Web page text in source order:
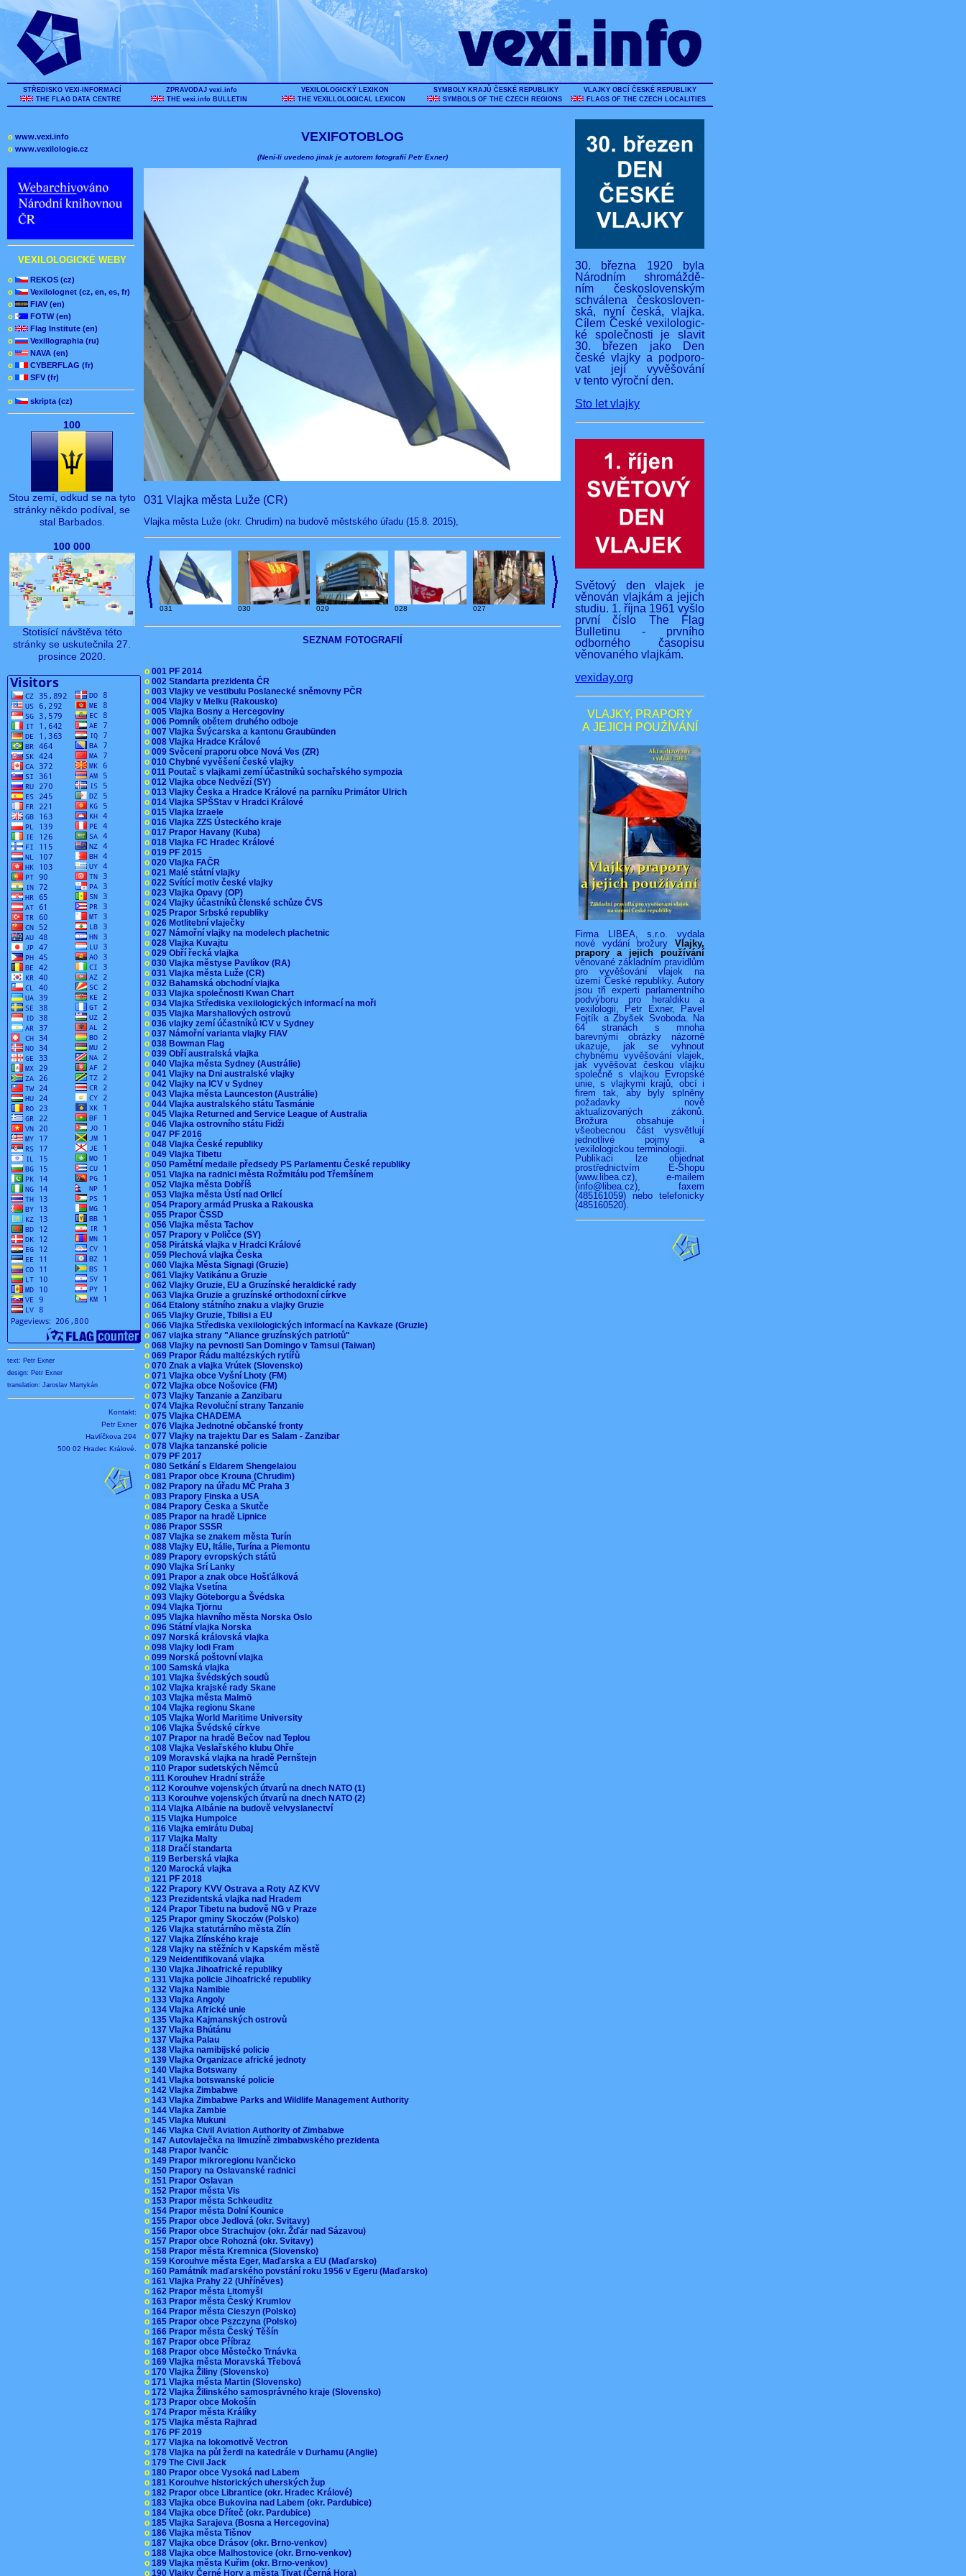
STŘEDISKO VEXI-INFORMACÍ
THE FLAG DATA CENTRE
ZPRAVODAJ vexi.info
THE vexi.info BULLETIN
VEXILOLOGICKÝ LEXIKON
THE VEXILLOLOGICAL LEXICON
SYMBOLY KRAJŮ ČESKÉ REPUBLIKY
SYMBOLS OF THE CZECH REGIONS
VLAJKY OBCÍ ČESKÉ REPUBLIKY
FLAGS OF THE CZECH LOCALITIES
o www.vexi.info
o www.vexilologie.cz
VEXILOLOGICKÉ WEBY
o
REKOS (cz)
o
Vexilolognet (cz, en, es, fr)
o
FIAV (en)
o
FOTW (en)
o
Flag Institute (en)
o
Vexillographia (ru)
o
NAVA (en)
o
CYBERFLAG (fr)
o
SFV (fr)
o skripta (cz)
100
Stou zemí, odkud se na tyto
stránky někdo podíval, se
stal Barbados.
100 000
Stotisící návštěva této
stránky se uskutečnila 27.
prosince 2020.
text: Petr Exner
design: Petr Exner
translation: Jaroslav Martykán
Kontakt:
Petr Exner
Havlíčkova 294
500 02 Hradec Králové.
VEXIFOTOBLOG
(Není-li uvedeno jinak je autorem fotografií Petr Exner)
031 Vlajka města Luže (CR)
Vlajka města Luže (okr. Chrudim) na budově městského úřadu (15.8. 2015),
031 030 029 028 027
SEZNAM FOTOGRAFIÍ
o 001 PF 2014
o 002 Standarta prezidenta ČR
o 003 Vlajky ve vestibulu Poslanecké sněmovny PČR
o 004 Vlajky v Melku (Rakousko)
o 005 Vlajka Bosny a Hercegoviny
o 006 Pomník obětem druhého odboje
o 007 Vlajka Švýcarska a kantonu Graubünden
o 008 Vlajka Hradce Králové
o 009 Svěcení praporu obce Nová Ves (ZR)
o 010 Chybné vyvěšení české vlajky
o 011 Poutač s vlajkami zemí účastníků sochařského sympozia
o 012 Vlajka obce Nedvězí (SY)
o 013 Vlajky Česka a Hradce Králové na parníku Primátor Ulrich
o 014 Vlajka SPŠStav v Hradci Králové
o 015 Vlajka Izraele
o 016 Vlajka ZZS Ústeckého kraje
o 017 Prapor Havany (Kuba)
o 018 Vlajka FC Hradec Králové
o 019 PF 2015
o 020 Vlajka FAČR
o 021 Malé státní vlajky
o 022 Svítící motiv české vlajky
o 023 Vlajka Opavy (OP)
o 024 Vlajky účastníků členské schůze ČVS
o 025 Prapor Srbské republiky
o 026 Motlitební vlaječky
o 027 Námořní vlajky na modelech plachetnic
o 028 Vlajka Kuvajtu
o 029 Obří řecká vlajka
o 030 Vlajka městyse Pavlíkov (RA)
o 031 Vlajka města Luže (CR)
o 032 Bahamská obchodní vlajka
o 033 Vlajka společnosti Kwan Chart
o 034 Vlajka Střediska vexilologických informací na moři
o 035 Vlajka Marshallových ostrovů
o 036 vlajky zemí účastníků ICV v Sydney
o 037 Námořní varianta vlajky FIAV
o 038 Bowman Flag
o 039 Obří australská vlajka
o 040 Vlajka města Sydney (Austrálie)
o 041 Vlajky na Dni australské vlajky
o 042 Vlajky na ICV v Sydney
o 043 Vlajka města Launceston (Austrálie)
o 044 Vlajka australského státu Tasmánie
o 045 Vlajka Returned and Service League of Australia
o 046 Vlajka ostrovního státu Fidži
o 047 PF 2016
o 048 Vlajka České republiky
o 049 Vlajka Tibetu
o 050 Pamětní medaile předsedy PS Parlamentu České republiky
o 051 Vlajka na radnici města Rožmitálu pod Třemšínem
o 052 Vlajka města Dobříš
o 053 Vlajka města Ústí nad Orlicí
o 054 Prapory armád Pruska a Rakouska
o 055 Prapor ČSSD
o 056 Vlajka města Tachov
o 057 Prapory v Poličce (SY)
o 058 Pirátská vlajka v Hradci Králové
o 059 Plechová vlajka Česka
o 060 Vlajka Města Signagi (Gruzie)
o 061 Vlajky Vatikánu a Gruzie
o 062 Vlajky Gruzie, EU a Gruzínské heraldické rady
o 063 Vlajka Gruzie a gruzínské orthodoxní církve
o 064 Etalony státního znaku a vlajky Gruzie
o 065 Vlajky Gruzie, Tbilisi a EU
o 066 Vlajka Střediska vexilologických informací na Kavkaze (Gruzie)
o 067 vlajka strany "Aliance gruzínských patriotů"
o 068 Vlajky na pevnosti San Domingo v Tamsui (Taiwan)
o 069 Prapor Řádu maltézských rytířů
o 070 Znak a vlajka Vrútek (Slovensko)
o 071 Vlajka obce Vyšní Lhoty (FM)
o 072 Vlajka obce Nošovice (FM)
o 073 Vlajky Tanzanie a Zanzibaru
o 074 Vlajka Revoluční strany Tanzanie
o 075 Vlajka CHADEMA
o 076 Vlajka Jednotné občanské fronty
o 077 Vlajky na trajektu Dar es Salam - Zanzibar
o 078 Vlajka tanzanské policie
o 079 PF 2017
o 080 Setkání s Eldarem Shengelaiou
o 081 Prapor obce Krouna (Chrudim)
o 082 Prapory na úřadu MČ Praha 3
o 083 Prapory Finska a USA
o 084 Prapory Česka a Skutče
o 085 Prapor na hradě Lipnice
o 086 Prapor SSSR
o 087 Vlajka se znakem města Turín
o 088 Vlajky EU, Itálie, Turína a Piemontu
o 089 Prapory evropských států
o 090 Vlajka Srí Lanky
o 091 Prapor a znak obce Hošťálková
o 092 Vlajka Vsetína
o 093 Vlajky Göteborgu a Švédska
o 094 Vlajka Tjörnu
o 095 Vlajka hlavního města Norska Oslo
o 096 Státní vlajka Norska
o 097 Norská královská vlajka
o 098 Vlajky lodi Fram
o 099 Norská poštovní vlajka
o 100 Samská vlajka
o 101 Vlajka švédských soudů
o 102 Vlajka krajské rady Skane
o 103 Vlajka města Malmö
o 104 Vlajka regionu Skane
o 105 Vlajka World Maritime University
o 106 Vlajka Švédské církve
o 107 Prapor na hradě Bečov nad Teplou
o 108 Vlajka Veslařského klubu Ohře
o 109 Moravská vlajka na hradě Pernštejn
o 110 Prapor sudetských Němců
o 111 Korouhev Hradní stráže
o 112 Korouhve vojenských útvarů na dnech NATO (1)
o 113 Korouhve vojenských útvarů na dnech NATO (2)
o 114 Vlajka Albánie na budově velvyslanectví
o 115 Vlajka Humpolce
o 116 Vlajka emirátu Dubaj
o 117 Vlajka Malty
o 118 Dračí standarta
o 119 Berberská vlajka
o 120 Marocká vlajka
o 121 PF 2018
o 122 Prapory KVV Ostrava a Roty AZ KVV
o 123 Prezidentská vlajka nad Hradem
o 124 Prapor Tibetu na budově NG v Praze
o 125 Prapor gminy Skoczów (Polsko)
o 126 Vlajka statutárního města Zlín
o 127 Vlajka Zlínského kraje
o 128 Vlajky na stěžních v Kapském městě
o 129 Neidentifikovaná vlajka
o 130 Vlajka Jihoafrické republiky
o 131 Vlajka policie Jihoafrické republiky
o 132 Vlajka Namibie
o 133 Vlajka Angoly
o 134 Vlajka Africké unie
o 135 Vlajka Kajmanských ostrovů
o 137 Vlajka Bhútánu
o 137 Vlajka Palau
o 138 Vlajka namibijské policie
o 139 Vlajka Organizace africké jednoty
o 140 Vlajka Botswany
o 141 Vlajka botswanské policie
o 142 Vlajka Zimbabwe
o 143 Vlajka Zimbabwe Parks and Wildlife Management Authority
o 144 Vlajka Zambie
o 145 Vlajka Mukuni
o 146 Vlajka Civil Aviation Authority of Zimbabwe
o 147 Autovlaječka na limuzíně zimbabwského prezidenta
o 148 Prapor Ivančic
o 149 Prapor mikroregionu Ivančicko
o 150 Prapory na Oslavanské radnici
o 151 Prapor Oslavan
o 152 Prapor města Vis
o 153 Prapor města Schkeuditz
o 154 Prapor města Dolní Kounice
o 155 Prapor obce Jedlová (okr. Svitavy)
o 156 Prapor obce Strachujov (okr. Žďár nad Sázavou)
o 157 Prapor obce Rohozná (okr. Svitavy)
o 158 Prapor města Kremnica (Slovensko)
o 159 Korouhve města Eger, Maďarska a EU (Maďarsko)
o 160 Památník maďarského povstání roku 1956 v Egeru (Maďarsko)
o 161 Vlajka Prahy 22 (Uhříněves)
o 162 Prapor města Litomyšl
o 163 Prapor města Český Krumlov
o 164 Prapor města Cieszyn (Polsko)
o 165 Prapor obce Pszczyna (Polsko)
o 166 Prapor města Český Těšín
o 167 Prapor obce Příbraz
o 168 Prapor obce Městečko Trnávka
o 169 Vlajka města Moravská Třebová
o 170 Vlajka Žiliny (Slovensko)
o 171 Vlajka města Martin (Slovensko)
o 172 Vlajka Žilinského samosprávného kraje (Slovensko)
o 173 Prapor obce Mokošín
o 174 Prapor města Králíky
o 175 Vlajka města Rajhrad
o 176 PF 2019
o 177 Vlajka na lokomotivě Vectron
o 178 Vlajka na půl žerdi na katedrále v Durhamu (Anglie)
o 179 The Civil Jack
o 180 Prapor obce Vysoká nad Labem
o 181 Korouhve historických uherských žup
o 182 Prapor obce Librantice (okr. Hradec Králové)
o 183 Vlajka obce Bukovina nad Labem (okr. Pardubice)
o 184 Vlajka obce Dříteč (okr. Pardubice)
o 185 Vlajka Sarajeva (Bosna a Hercegovina)
o 186 Vlajka města Tišnov
o 187 Vlajka obce Drásov (okr. Brno-venkov)
o 188 Vlajka obce Malhostovice (okr. Brno-venkov)
o 189 Vlajka města Kuřim (okr. Brno-venkov)
o 190 Vlajky Černé Hory a města Tivat (Černá Hora)
30. března 1920 byla
Národním shromáždě-
ním československým
schválena českosloven-
ská, nyní česká, vlajka.
Cílem České vexilologic-
ké společnosti je slavit
30. březen jako Den
české vlajky a podporo-
vat její vyvěšování
v tento výroční den.
Sto let vlajky
Světový den vlajek je
věnován vlajkám a jejich
studiu. 1. října 1961 vyšlo
první číslo The Flag
Bulletinu - prvního
odborného časopisu
věnovaného vlajkám.
vexiday.org
VLAJKY, PRAPORY
A JEJICH POUŹÍVÁNÍ
Firma LIBEA, s.r.o. vydala
nové vydání brožury Vlajky,
prapory a jejich používání
věnované základním pravidlům
pro vyvěšování vlajek na
území České republiky. Autory
jsou tři experti parlamentního
podvýboru pro heraldiku a
vexilologii, Petr Exner, Pavel
Fojtík a Zbyšek Svoboda. Na
64 stranách s mnoha
barevnými obrázky názorně
ukazuje, jak se vyhnout
chybnému vyvěšování vlajek,
jak vyvěšovat českou vlajku
společně s vlajkou Evropské
unie, s vlajkymi krajů, obcí i
firem tak, aby byly splněny
požadavky nově
aktualizovaných zákonů.
Brožura obsahuje i
všeobecnou část vysvětlují
jednotlivé pojmy a
vexilologickou terminologii.
Publikaci lze objednat
prostřednictvím E-Shopu
(www.libea.cz), e-mailem
(info@libea.cz), faxem
(485161059) nebo telefonicky
(485160520).